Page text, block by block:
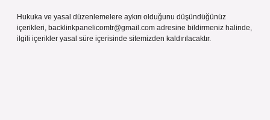
Hukuka ve yasal düzenlemelere aykırı olduğunu düşündüğünüz
içerikleri, backlinkpanelicomtr@gmail.com adresine bildirmeniz halinde,
ilgili içerikler yasal süre içerisinde sitemizden kaldırılacaktır.